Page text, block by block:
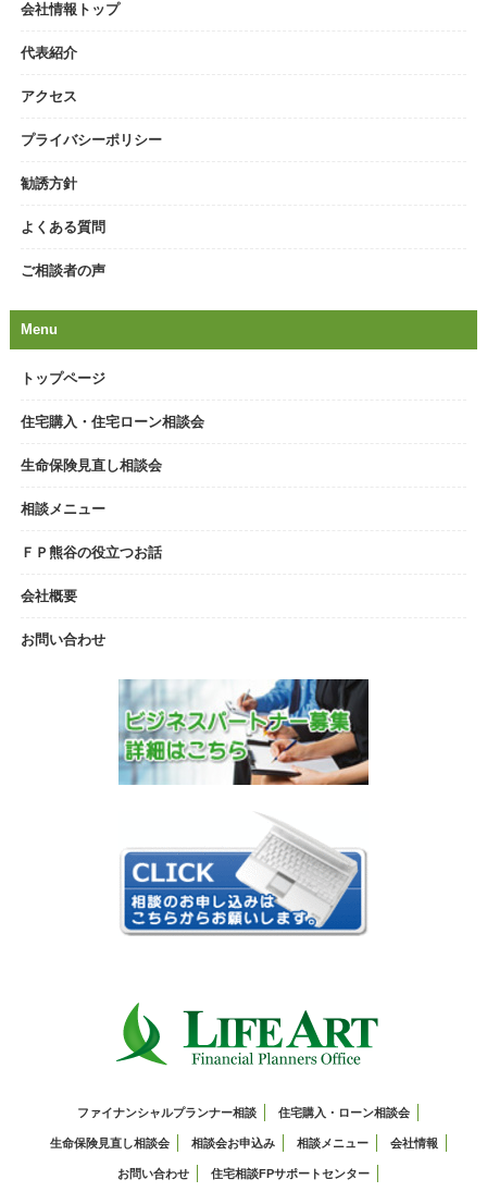
会社情報トップ
代表紹介
アクセス
プライバシーポリシー
勧誘方針
よくある質問
ご相談者の声
Menu
トップページ
住宅購入・住宅ローン相談会
生命保険見直し相談会
相談メニュー
ＦＰ熊谷の役立つお話
会社概要
お問い合わせ
ファイナンシャルプランナー相談 住宅購入・ローン相談会
生命保険見直し相談会 相談会お申込み 相談メニュー 会社情報
お問い合わせ 住宅相談FPサポートセンター